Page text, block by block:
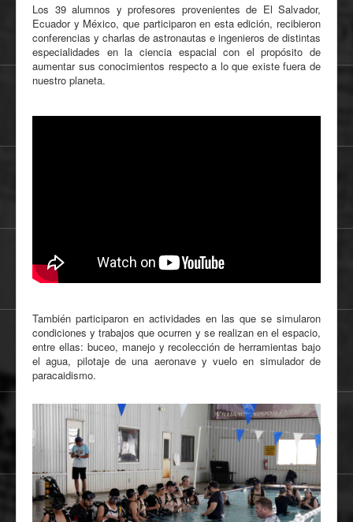
Los 39 alumnos y profesores provenientes de El Salvador,
Ecuador y México, que participaron en esta edición, recibieron
conferencias y charlas de astronautas e ingenieros de distintas
especialidades en la ciencia espacial con el propósito de
aumentar sus conocimientos respecto a lo que existe fuera de
nuestro planeta.
También participaron en actividades en las que se simularon
condiciones y trabajos que ocurren y se realizan en el espacio,
entre ellas: buceo, manejo y recolección de herramientas bajo
el agua, pilotaje de una aeronave y vuelo en simulador de
paracaidismo.